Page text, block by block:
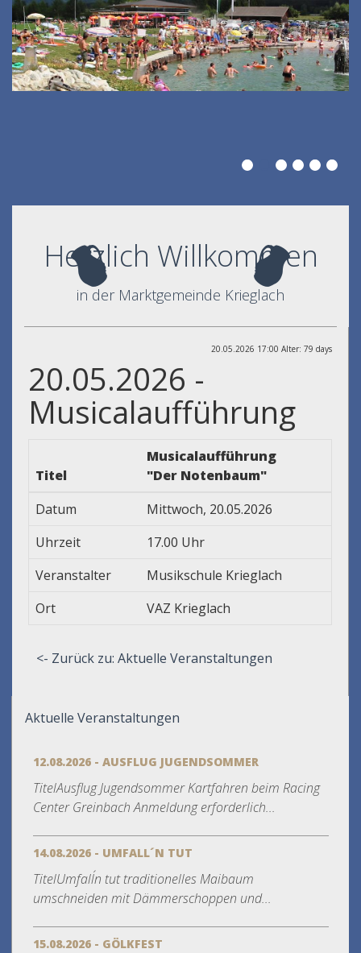
Herzlich Willkommen
in der Marktgemeinde Krieglach
20.05.2026 17:00 Alter: 79 days
20.05.2026 -
Musicalaufführung
Titel
Musicalaufführung
"Der Notenbaum"
Datum
Mittwoch, 20.05.2026
Uhrzeit
17.00 Uhr
Veranstalter
Musikschule Krieglach
Ort
VAZ Krieglach
<- Zurück zu: Aktuelle Veranstaltungen
Aktuelle Veranstaltungen
12.08.2026 - AUSFLUG JUGENDSOMMER
TitelAusflug Jugendsommer Kartfahren beim Racing
Center Greinbach Anmeldung erforderlich...
14.08.2026 - UMFALL´N TUT
TitelUmfall´n tut traditionelles Maibaum
umschneiden mit Dämmerschoppen und...
15.08.2026 - GÖLKFEST